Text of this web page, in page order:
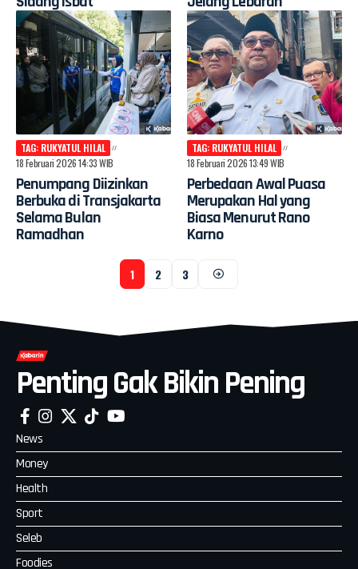
TAG: RUKYATUL HILAL
18 Februari 2026 14:33 WIB
Penumpang Diizinkan
Berbuka di Transjakarta
Selama Bulan
Ramadhan
TAG: RUKYATUL HILAL
18 Februari 2026 13:49 WIB
Perbedaan Awal Puasa
Merupakan Hal yang
Biasa Menurut Rano
Karno
1 2 3
Penting Gak Bikin Pening
News
Money
Health
Sport
Seleb
Foodies